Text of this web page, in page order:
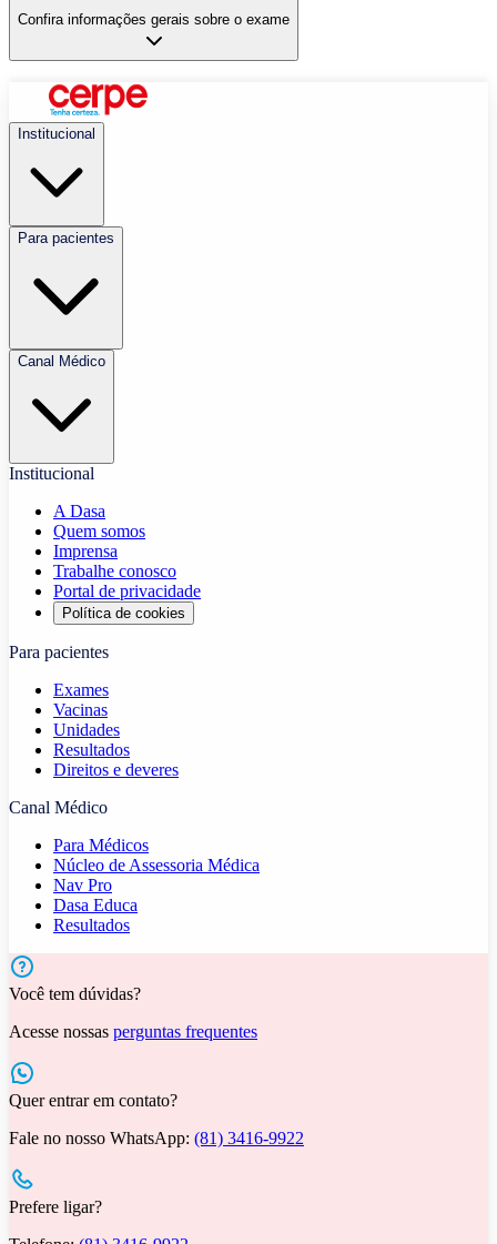
Confira informações gerais sobre o exame
Institucional
Para pacientes
Canal Médico
Institucional
A Dasa
Quem somos
Imprensa
Trabalhe conosco
Portal de privacidade
Política de cookies
Para pacientes
Exames
Vacinas
Unidades
Resultados
Direitos e deveres
Canal Médico
Para Médicos
Núcleo de Assessoria Médica
Nav Pro
Dasa Educa
Resultados
Você tem dúvidas?
Acesse nossas perguntas frequentes
Quer entrar em contato?
Fale no nosso WhatsApp: (81) 3416-9922
Prefere ligar?